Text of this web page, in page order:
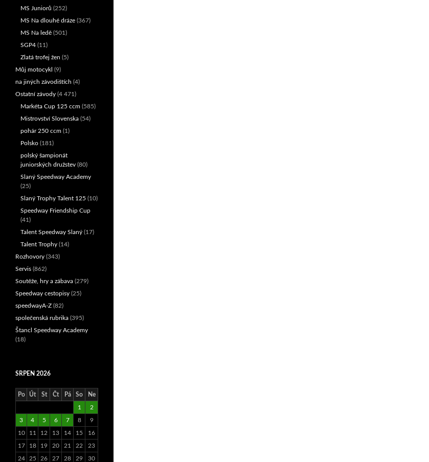
MS Juniorů (252)
MS Na dlouhé dráze (367)
MS Na ledě (501)
SGP4 (11)
Zlatá trofej žen (5)
Můj motocykl (9)
na jiných závodištích (4)
Ostatní závody (4 471)
Markéta Cup 125 ccm (585)
Mistrovství Slovenska (54)
pohár 250 ccm (1)
Polsko (181)
polský šampionát
juniorských družstev (80)
Slaný Speedway Academy
(25)
Slaný Trophy Talent 125 (10)
Speedway Friendship Cup
(41)
Talent Speedway Slaný (17)
Talent Trophy (14)
Rozhovory (343)
Servis (862)
Soutěže, hry a zábava (279)
Speedway cestopisy (25)
speedwayA-Z (82)
společenská rubrika (395)
Štancl Speedway Academy
(18)
SRPEN 2026
Po Út St Čt Pá So Ne
1 2
3 4 5 6 7 8 9
10 11 12 13 14 15 16
17 18 19 20 21 22 23
24 25 26 27 28 29 30